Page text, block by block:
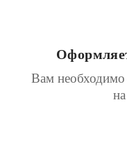
Вам необходимо